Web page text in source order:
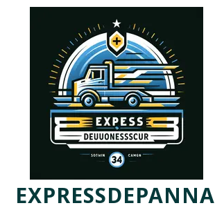
EXPRESSDEPANNA